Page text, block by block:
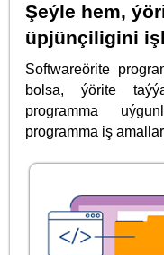
Şeýle hem,
üpjünçiligini
Softwareörite
bolsa, ýörite
programma
programma iş